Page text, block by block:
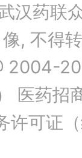
汉药联
像, 不得
2004-
医药招
许可证